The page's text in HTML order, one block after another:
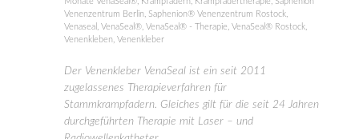
Venenzentrum Berlin Saphenion® Venenzentrum Rostock
Venaseal
VenaSeal® VenaSeal® - Therapie VenaSeal® Rostock
Venenkleben Venenkleber
Der Venenkleber VenaSeal ist ein seit 2011
zugelassenes Therapieverfahren für
Stammkrampfadern. Gleiches gilt für die seit 24 Jahren
durchgeführten Therapie mit Laser – und